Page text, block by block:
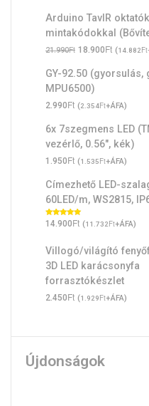
Arduino TavIR
mintakódokkal
21.990Ft Original
was:
21.990Ft.
18.900FtCurrent
is:
(14.882Ft
GY-92.50 (gyorsulás,
MPU6500)
2.990Ft (2.354Ft+ÁFA)
6x 7szegmens LED
vezérlő, 0.56", kék)
1.950Ft (1.535Ft+ÁFA)
Címezhető LED-
60LED/m, WS2815,
Értékelés:
5.00 / 5
14.900Ft (11.732Ft+ÁFA)
Villogó/világító
3D LED karácsonyfa
forrasztókészlet
2.450Ft (1.929Ft+ÁFA)
Újdonságok